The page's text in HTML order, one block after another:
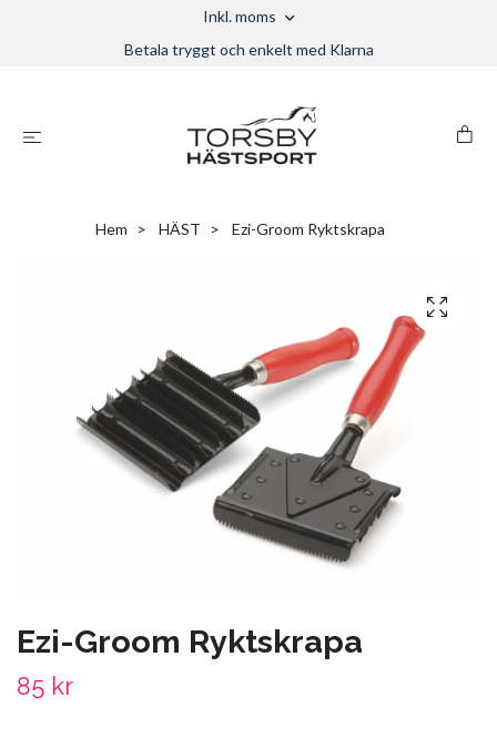
Inkl. moms
Betala tryggt och enkelt med Klarna
Hem HÄST Ezi-Groom Ryktskrapa
Ezi-Groom Ryktskrapa
85 kr